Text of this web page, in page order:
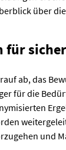
über
für
ab, das
für die
und